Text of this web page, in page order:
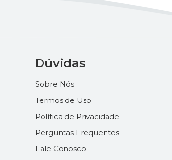
Dúvidas
Sobre Nós
Termos de Uso
Política de Privacidade
Perguntas Frequentes
Fale Conosco